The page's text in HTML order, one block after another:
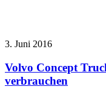
3. Juni 2016
Volvo Concept
verbrauchen